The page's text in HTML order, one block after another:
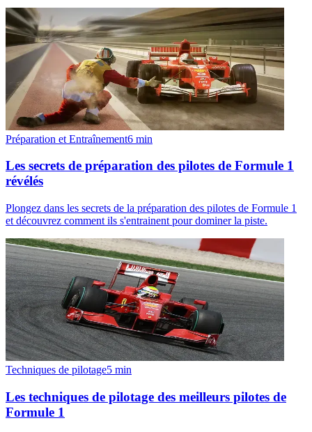
Préparation et Entraînement6 min
Les secrets de préparation des pilotes de Formule 1
révélés
Plongez dans les secrets de la préparation des pilotes de Formule 1
et découvrez comment ils s'entrainent pour dominer la piste.
Techniques de pilotage5 min
Les techniques de pilotage des meilleurs pilotes de
Formule 1